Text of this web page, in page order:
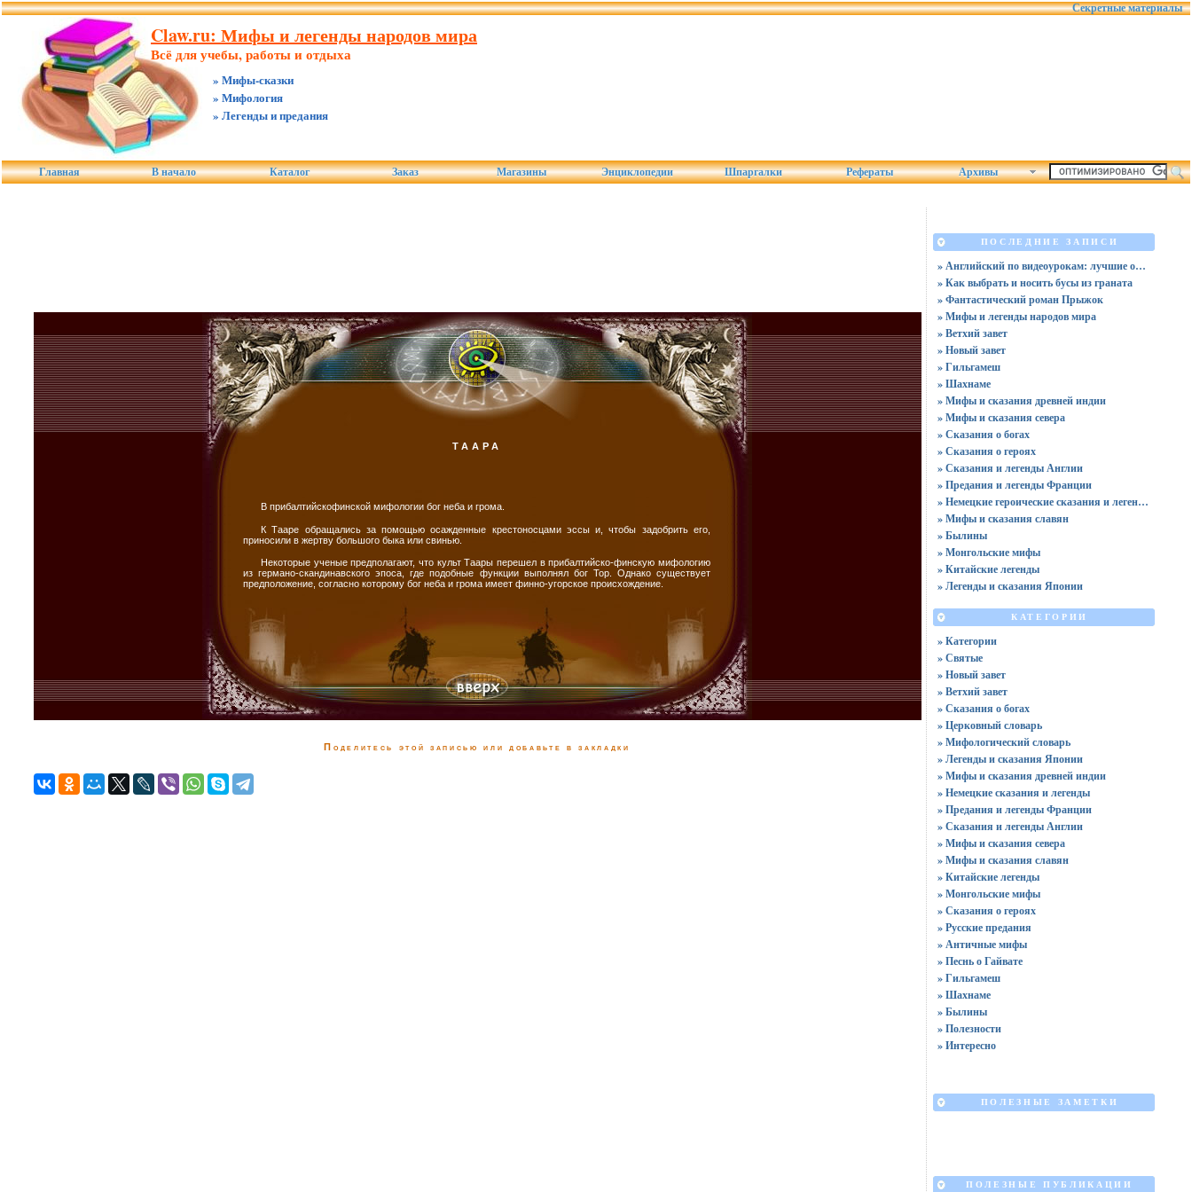
Секретные материалы
Claw.ru: Мифы и легенды народов мира
Всё для учебы, работы и отдыха
» Мифы-сказки
» Мифология
» Легенды и предания
Главная В начало Каталог Заказ Магазины Энциклопедии Шпаргалки Рефераты Архивы
ТААРА
В прибалтийскофинской мифологии бог неба и грома.
К Тааре обращались за помощью осажденные крестоносцами эссы и, чтобы задобрить его,
приносили в жертву большого быка или свинью.
Некоторые ученые предполагают, что культ Таары перешел в прибалтийско-финскую мифологию
из германо-скандинавского эпоса, где подобные функции выполнял бог Тор. Однако существует
предположение, согласно которому бог неба и грома имеет финно-угорское происхождение.
Поделитесь этой записью или добавьте в закладки
ПОСЛЕДНИЕ ЗАПИСИ
» Английский по видеоурокам: лучшие обучающие видео в 2025
» Как выбрать и носить бусы из граната
» Фантастический роман Прыжок
» Мифы и легенды народов мира
» Ветхий завет
» Новый завет
» Гильгамеш
» Шахнаме
» Мифы и сказания древней индии
» Мифы и сказания севера
» Сказания о богах
» Сказания о героях
» Сказания и легенды Англии
» Предания и легенды Франции
» Немецкие героические сказания и легенды
» Мифы и сказания славян
» Былины
» Монгольские мифы
» Китайские легенды
» Легенды и сказания Японии
КАТЕГОРИИ
» Категории
» Святые
» Новый завет
» Ветхий завет
» Сказания о богах
» Церковный словарь
» Мифологический словарь
» Легенды и сказания Японии
» Мифы и сказания древней индии
» Немецкие сказания и легенды
» Предания и легенды Франции
» Сказания и легенды Англии
» Мифы и сказания севера
» Мифы и сказания славян
» Китайские легенды
» Монгольские мифы
» Сказания о героях
» Русские предания
» Античные мифы
» Песнь о Гайвате
» Гильгамеш
» Шахнаме
» Былины
» Полезности
» Интересно
ПОЛЕЗНЫЕ ЗАМЕТКИ
ПОЛЕЗНЫЕ ПУБЛИКАЦИИ